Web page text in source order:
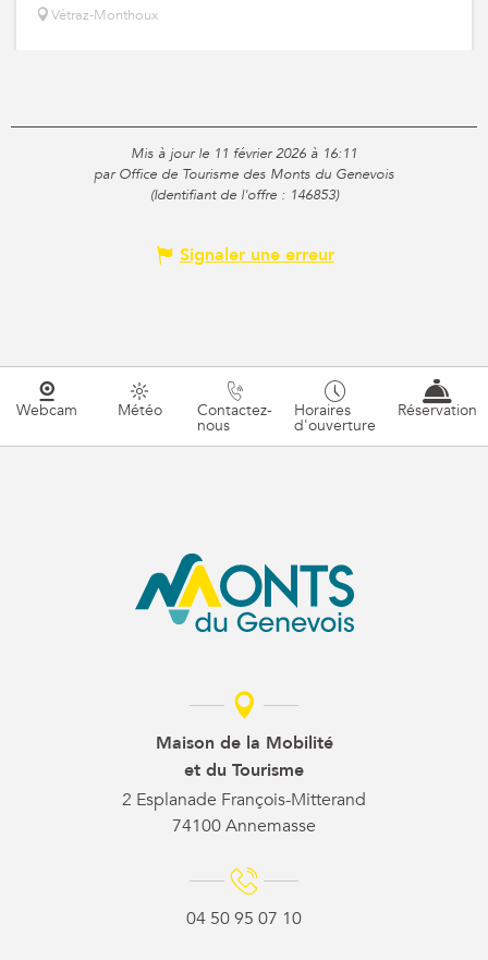
Vétraz-Monthoux
Mis à jour le 11 février 2026 à 16:11
par Office de Tourisme des Monts du Genevois
(Identifiant de l'offre : 146853)
Signaler une erreur
Webcam Météo Contactez-
nous
Horaires
d'ouverture
Réservation
Maison de la Mobilité
et du Tourisme
2 Esplanade François-Mitterand
74100 Annemasse
04 50 95 07 10